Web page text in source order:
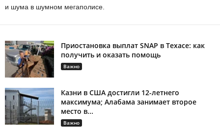
и шума в шумном мегаполисе.
Приостановка выплат SNAP в Техасе: как
получить и оказать помощь
Важно
Казни в США достигли 12-летнего
максимума; Алабама занимает второе
место в...
Важно